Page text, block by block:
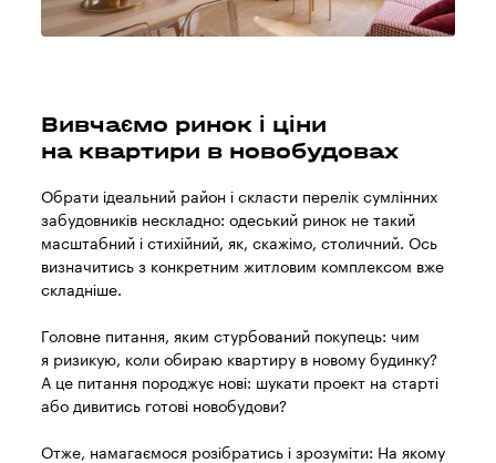
Вивчаємо ринок і ціни
на квартири в новобудовах
Обрати ідеальний район і скласти перелік сумлінних
забудовників нескладно: одеський ринок не такий
масштабний і стихійний, як, скажімо, столичний. Ось
визначитись з конкретним житловим комплексом вже
складніше.
Головне питання, яким стурбований покупець: чим
я ризикую, коли обираю квартиру в новому будинку?
А це питання породжує нові: шукати проект на старті
або дивитись готові новобудови?
Отже, намагаємося розібратись і зрозуміти: На якому